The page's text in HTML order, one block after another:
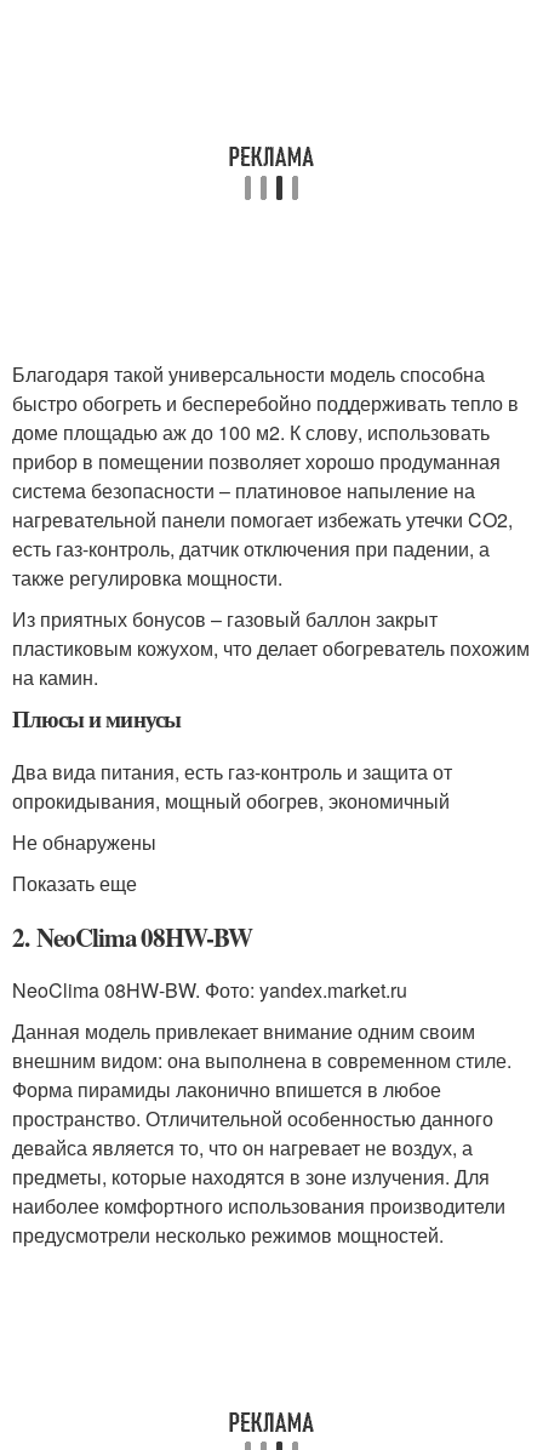
Благодаря такой универсальности модель способна
быстро обогреть и бесперебойно поддерживать тепло в
доме площадью аж до 100 м2. К слову, использовать
прибор в помещении позволяет хорошо продуманная
система безопасности – платиновое напыление на
нагревательной панели помогает избежать утечки CO2,
есть газ-контроль, датчик отключения при падении, а
также регулировка мощности.
Из приятных бонусов – газовый баллон закрыт
пластиковым кожухом, что делает обогреватель похожим
на камин.
Плюсы и минусы
Два вида питания, есть газ-контроль и защита от
опрокидывания, мощный обогрев, экономичный
Не обнаружены
Показать еще
2. NeoClima 08HW-BW
NeoClima 08HW-BW. Фото: yandex.market.ru
Данная модель привлекает внимание одним своим
внешним видом: она выполнена в современном стиле.
Форма пирамиды лаконично впишется в любое
пространство. Отличительной особенностью данного
девайса является то, что он нагревает не воздух, а
предметы, которые находятся в зоне излучения. Для
наиболее комфортного использования производители
предусмотрели несколько режимов мощностей.